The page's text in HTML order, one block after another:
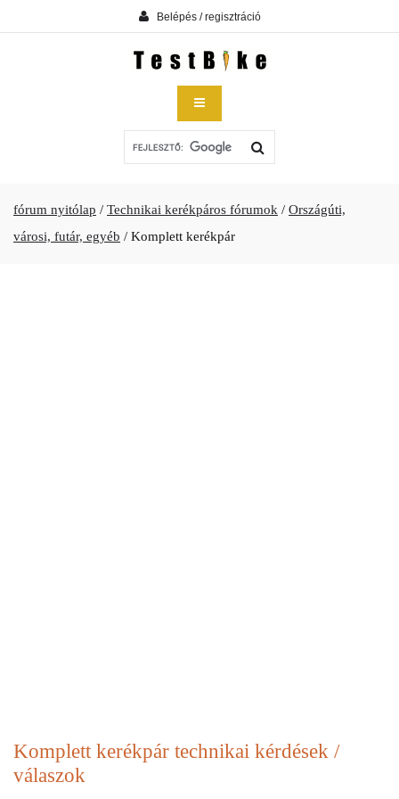
Belépés / regisztráció
fórum nyitólap / Technikai kerékpáros fórumok / Országúti,
városi, futár, egyéb / Komplett kerékpár
Komplett kerékpár technikai kérdések /
válaszok